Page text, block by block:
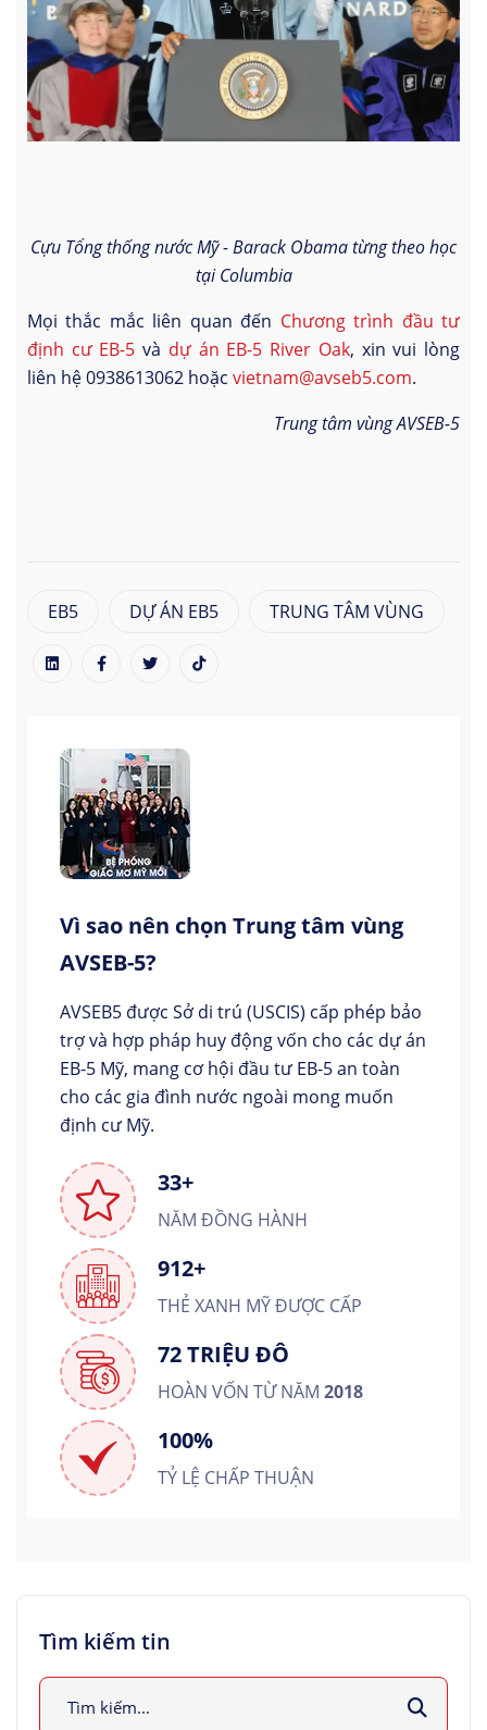
Cựu Tổng thống nước Mỹ - Barack Obama từng theo học
tại Columbia
Mọi thắc mắc liên quan đến Chương trình đầu tư
định cư EB-5 và dự án EB-5 River Oak, xin vui lòng
liên hệ 0938613062 hoặc vietnam@avseb5.com.
Trung tâm vùng AVSEB-5
EB5 DỰ ÁN EB5 TRUNG TÂM VÙNG
Vì sao nên chọn Trung tâm vùng
AVSEB-5?
AVSEB5 được Sở di trú (USCIS) cấp phép bảo
trợ và hợp pháp huy động vốn cho các dự án
EB-5 Mỹ, mang cơ hội đầu tư EB-5 an toàn
cho các gia đình nước ngoài mong muốn
định cư Mỹ.
33+
NĂM ĐỒNG HÀNH
912+
THẺ XANH MỸ ĐƯỢC CẤP
72 TRIỆU ĐÔ
HOÀN VỐN TỪ NĂM 2018
100%
TỶ LỆ CHẤP THUẬN
Tìm kiếm tin